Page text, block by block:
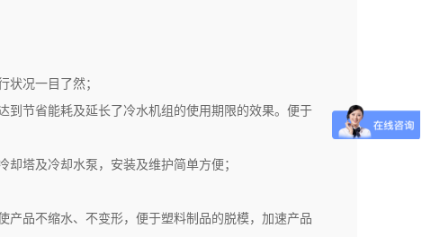
况一目了然；
到节省能耗及延长了冷水机组的使用期限的效果。便于
塔及冷却水泵，安装及维护简单方便；
品不缩水、不变形，便于塑料制品的脱模，加速产品